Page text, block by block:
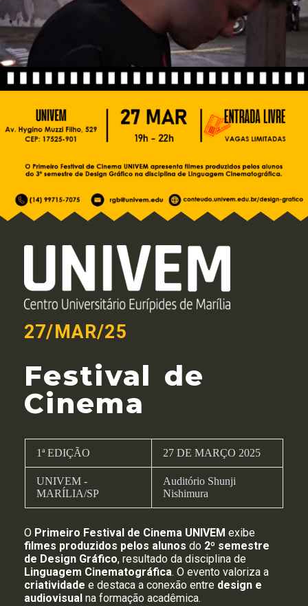
27/MAR/25
Festival de
Cinema
1ª EDIÇÃO 27 DE MARÇO 2025
UNIVEM -
MARÍLIA/SP
Auditório Shunji
Nishimura
O Primeiro Festival de Cinema UNIVEM exibe
filmes produzidos pelos alunos do 2º semestre
de Design Gráfico, resultado da disciplina de
Linguagem Cinematográfica. O evento valoriza a
criatividade e destaca a conexão entre design e
audiovisual na formação acadêmica.